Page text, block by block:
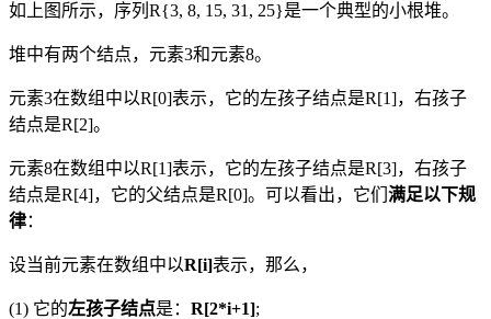
如上图所示，序列 R{3, 8, 15, 31, 25}是一个典型的小根堆。
堆中有两个结点，元素3和元素8。
元素3在数组中以R[0]表示，它的左孩子结点是R[1]，右孩子
结点是R[2]。
元素8在数组中以R[1]表示，它的左孩子结点是R[3]，右孩子
结点是R[4]，它的父结点是R[0]。可以看出，它们 满足以下规
律：
设当前元素在数组中以R[i]表示，那么，
(1) 它的左孩子结点是： R[2*i+1];